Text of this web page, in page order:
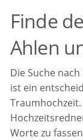
Finde
Ahlen
Die Suche
ist ein
Worte zu